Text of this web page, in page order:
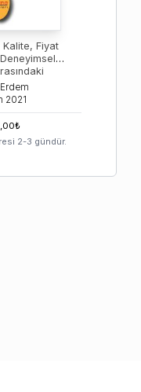
Kalite, Fiyat
Çalışma
2021
₺
2-3 gündür.